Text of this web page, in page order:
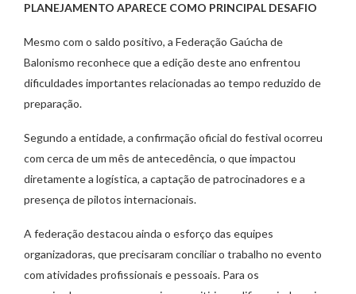
PLANEJAMENTO APARECE COMO PRINCIPAL DESAFIO
Mesmo com o saldo positivo, a Federação Gaúcha de
Balonismo reconhece que a edição deste ano enfrentou
dificuldades importantes relacionadas ao tempo reduzido de
preparação.
Segundo a entidade, a confirmação oficial do festival ocorreu
com cerca de um mês de antecedência, o que impactou
diretamente a logística, a captação de patrocinadores e a
presença de pilotos internacionais.
A federação destacou ainda o esforço das equipes
organizadoras, que precisaram conciliar o trabalho no evento
com atividades profissionais e pessoais. Para os